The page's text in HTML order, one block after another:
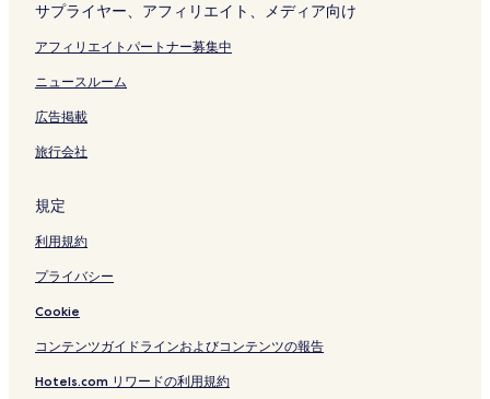
サプライヤー、アフィリエイト、メディア向け
アフィリエイトパートナー募集中
ニュースルーム
広告掲載
旅行会社
規定
利用規約
プライバシー
Cookie
コンテンツガイドラインおよびコンテンツの報告
Hotels.com リワードの利用規約